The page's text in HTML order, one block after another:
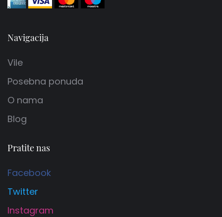
Navigacija
Vile
Posebna ponuda
O nama
Blog
Pratite nas
Facebook
Twitter
Instagram